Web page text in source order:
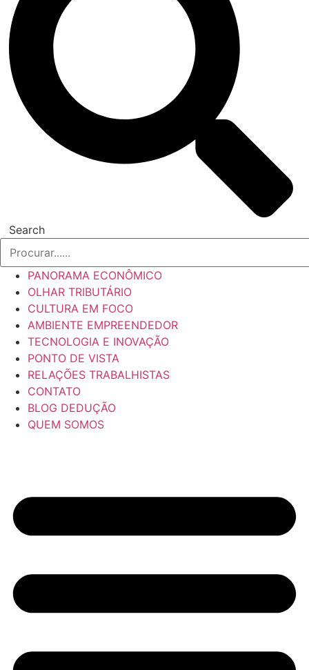
Search
PANORAMA ECONÔMICO
OLHAR TRIBUTÁRIO
CULTURA EM FOCO
AMBIENTE EMPREENDEDOR
TECNOLOGIA E INOVAÇÃO
PONTO DE VISTA
RELAÇÕES TRABALHISTAS
CONTATO
BLOG DEDUÇÃO
QUEM SOMOS